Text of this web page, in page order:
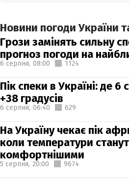
Новини погоди України
Грози замінять сильну
прогноз погоди на
6 серпня, 08:00 1124
Пік спеки в Україні: де 6
+38 градусів
6 серпня, 06:40 629
На Україну чекає пік
коли температури
комфортнішими
5 серпня, 20:00 9674